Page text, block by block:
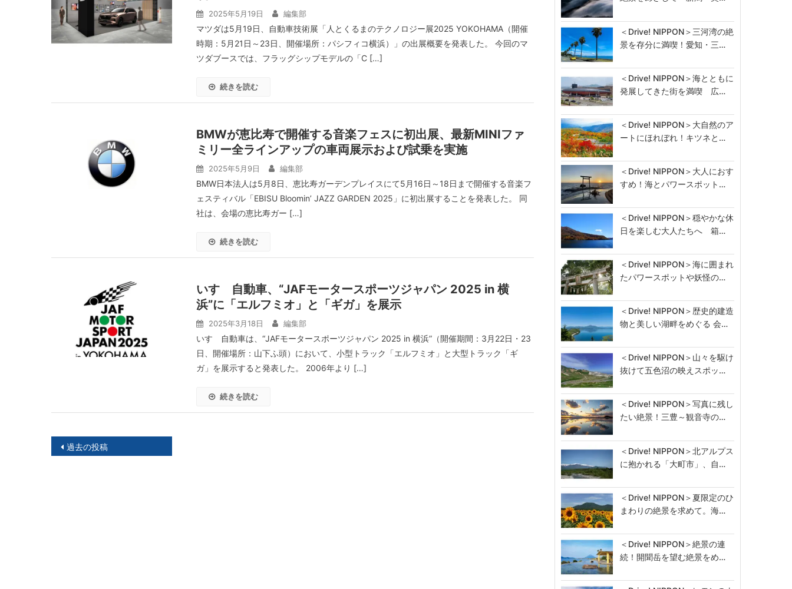
2025年5月19日 編集部
マツダは5月19日、自動車技術展「人とくるまのテクノロジー展2025 YOKOHAMA（開催
時期：5月21日～23日、開催場所：パシフィコ横浜）」の出展概要を発表した。 今回のマ
ツダブースでは、フラッグシップモデルの「C […]
続きを読む
BMWが恵比寿で開催する音楽フェスに初出展、最新MINIファ
ミリー全ラインアップの車両展示および試乗を実施
2025年5月9日 編集部
BMW日本法人は5月8日、恵比寿ガーデンプレイスにて5月16日～18日まで開催する音楽フ
ェスティバル「EBISU Bloomin’ JAZZ GARDEN 2025」に初出展することを発表した。 同
社は、会場の恵比寿ガー […]
続きを読む
いすゞ自動車、“JAFモータースポーツジャパン 2025 in 横
浜”に「エルフミオ」と「ギガ」を展示
2025年3月18日 編集部
いすゞ自動車は、“JAFモータースポーツジャパン 2025 in 横浜”（開催期間：3月22日・23
日、開催場所：山下ふ頭）において、小型トラック「エルフミオ」と大型トラック「ギ
ガ」を展示すると発表した。 2006年より […]
続きを読む
投過去の投稿
＜Drive! NIPPON＞三河湾の絶
景を存分に満喫！愛知・三…
＜Drive! NIPPON＞海とともに
発展してきた街を満喫 広…
＜Drive! NIPPON＞大自然のア
ートにほれぼれ！キツネと…
＜Drive! NIPPON＞大人におす
すめ！海とパワースポット…
＜Drive! NIPPON＞穏やかな休
日を楽しむ大人たちへ 箱…
＜Drive! NIPPON＞海に囲まれ
たパワースポットや妖怪の…
＜Drive! NIPPON＞歴史的建造
物と美しい湖畔をめぐる 会…
＜Drive! NIPPON＞山々を駆け
抜けて五色沼の映えスポッ…
＜Drive! NIPPON＞写真に残し
たい絶景！三豊～観音寺の…
＜Drive! NIPPON＞北アルプス
に抱かれる「大町市」、自…
＜Drive! NIPPON＞夏限定のひ
まわりの絶景を求めて。海…
＜Drive! NIPPON＞絶景の連
続！開聞岳を望む絶景をめ…